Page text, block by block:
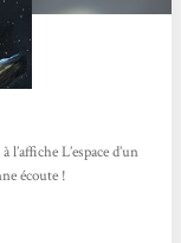
L’espace d’un
écoute !